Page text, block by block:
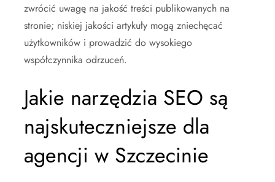
zwrócić uwagę na jakość treści publikowanych na
stronie; niskiej jakości artykuły mogą zniechęcać
użytkowników i prowadzić do wysokiego
współczynnika odrzuceń.
Jakie narzędzia SEO są
najskuteczniejsze dla
agencji w Szczecinie